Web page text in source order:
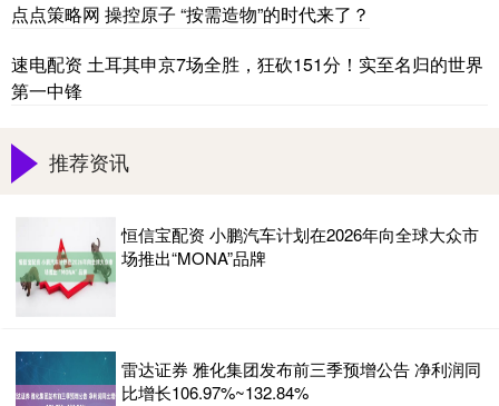
点点策略网 操控原子 “按需造物”的时代来了？
速电配资 土耳其申京7场全胜，狂砍151分！实至名归的世界
第一中锋
推荐资讯
恒信宝配资 小鹏汽车计划在2026年向全球大众市
场推出“MONA”品牌
雷达证券 雅化集团发布前三季预增公告 净利润同
比增长106.97%~132.84%